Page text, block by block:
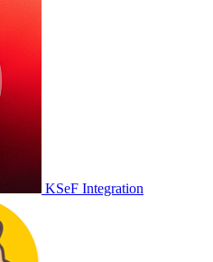
KSeF Integration